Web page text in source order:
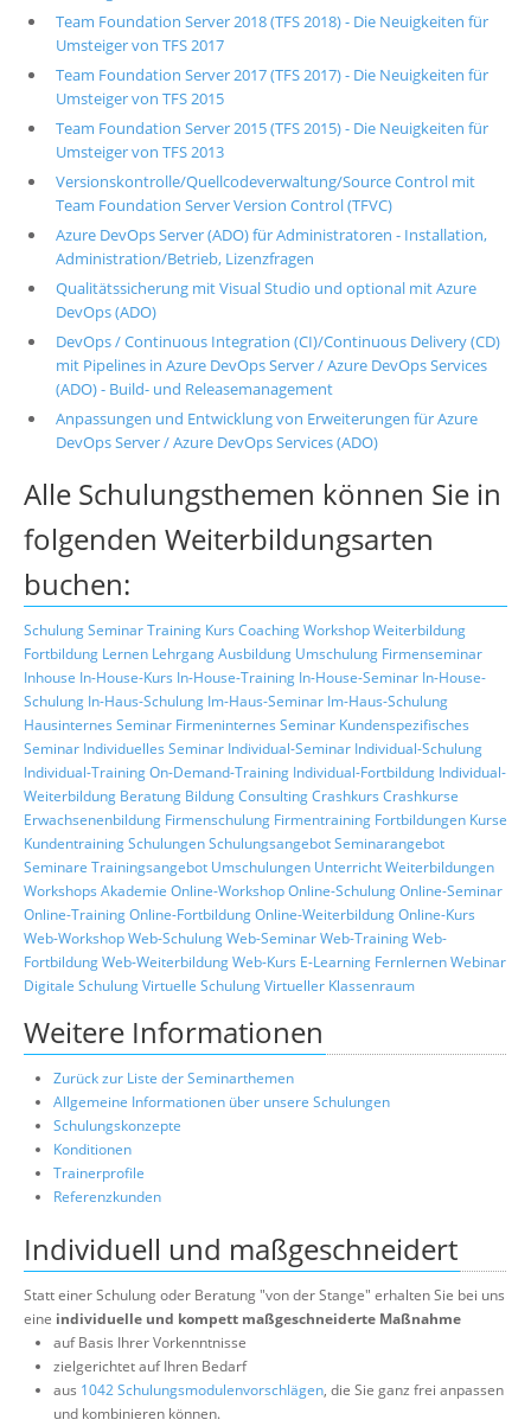
Team Foundation Server 2018 (TFS 2018) - Die Neuigkeiten für
Umsteiger von TFS 2017
Team Foundation Server 2017 (TFS 2017) - Die Neuigkeiten für
Umsteiger von TFS 2015
Team Foundation Server 2015 (TFS 2015) - Die Neuigkeiten für
Umsteiger von TFS 2013
Versionskontrolle/Quellcodeverwaltung/Source Control mit
Team Foundation Server Version Control (TFVC)
Azure DevOps Server (ADO) für Administratoren - Installation,
Administration/Betrieb, Lizenzfragen
Qualitätssicherung mit Visual Studio und optional mit Azure
DevOps (ADO)
DevOps / Continuous Integration (CI)/Continuous Delivery (CD)
mit Pipelines in Azure DevOps Server / Azure DevOps Services
(ADO) - Build- und Releasemanagement
Anpassungen und Entwicklung von Erweiterungen für Azure
DevOps Server / Azure DevOps Services (ADO)
Alle Schulungsthemen können Sie in
folgenden Weiterbildungsarten
buchen:
SchulungSeminarTraining Kurs CoachingWorkshopWeiterbildung
Fortbildung Lernen LehrgangAusbildung Umschulung Firmenseminar
Inhouse In-House-Kurs In-House-Training In-House-Seminar In-House-
Schulung In-Haus-Schulung Im-Haus-Seminar Im-Haus-Schulung
Hausinternes Seminar Firmeninternes Seminar Kundenspezifisches
Seminar Individuelles Seminar Individual-Seminar Individual-Schulung
Individual-TrainingOn-Demand-Training Individual-Fortbildung Individual-
Weiterbildung Beratung BildungConsultingCrashkurs Crashkurse
Erwachsenenbildung Firmenschulung Firmentraining Fortbildungen Kurse
KundentrainingSchulungenSchulungsangebotSeminarangebot
Seminare Trainingsangebot Umschulungen UnterrichtWeiterbildungen
Workshops Akademie Online-WorkshopOnline-SchulungOnline-Seminar
Online-TrainingOnline-FortbildungOnline-WeiterbildungOnline-Kurs
Web-WorkshopWeb-SchulungWeb-SeminarWeb-TrainingWeb-
FortbildungWeb-WeiterbildungWeb-Kurs E-Learning FernlernenWebinar
Digitale SchulungVirtuelle SchulungVirtueller Klassenraum
Weitere Informationen
Zurück zur Liste der Seminarthemen
Allgemeine Informationen über unsere Schulungen
Schulungskonzepte
Konditionen
Trainerprofile
Referenzkunden
Individuell und maßgeschneidert
Statt einer Schulung oder Beratung "von der Stange" erhalten Sie bei uns
eine individuelle und kompett maßgeschneiderte Maßnahme
auf Basis Ihrer Vorkenntnisse
zielgerichtet auf Ihren Bedarf
aus 1042 Schulungsmodulenvorschlägen, die Sie ganz frei anpassen
und kombinieren können.